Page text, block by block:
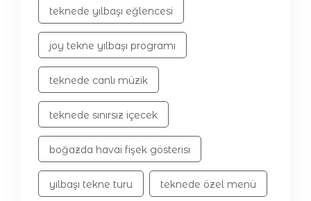
teknede yılbaşı eğlencesi
joy tekne yılbaşı programı
teknede canlı müzik
teknede sınırsız içecek
boğazda havai fişek gösterisi
yılbaşı tekne turu teknede özel menü